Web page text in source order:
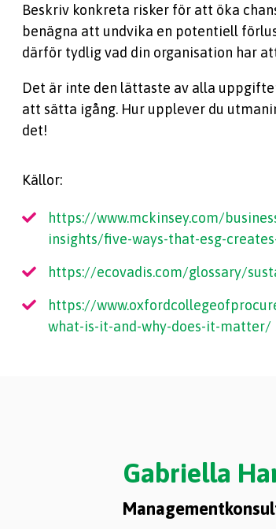
Beskriv konkreta risker för att öka
benägna att undvika en potentiell
därför tydlig vad din organisation har
Det är inte den lättaste av alla
att sätta igång. Hur upplever du
det!
Källor:
https://www.mckinsey.com/
insights/five-ways-that-esg-
https://ecovadis.com/glossary/
https://
what-is-it-and-why-does-it-matter/
Gabriella